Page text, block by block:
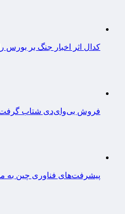
کدال اثر اخبار جنگ بر بورس
فروش بی‌وای‌دی شتاب
پیشرفت‌های فناوری چین به